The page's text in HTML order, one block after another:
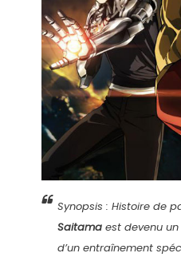
Synopsis : Histoire de
Saitamaest devenu un
d’un entraînement